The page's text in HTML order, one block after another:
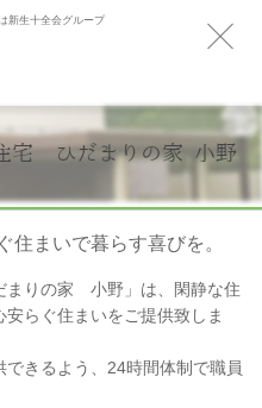
新生十全会グループ
宅 ひだまりの家 小野
住まいで暮らす喜びを。
まりの家 小野」は、閑静な住
らぐ住まいをご提供致しま
きるよう、24時間体制で職員